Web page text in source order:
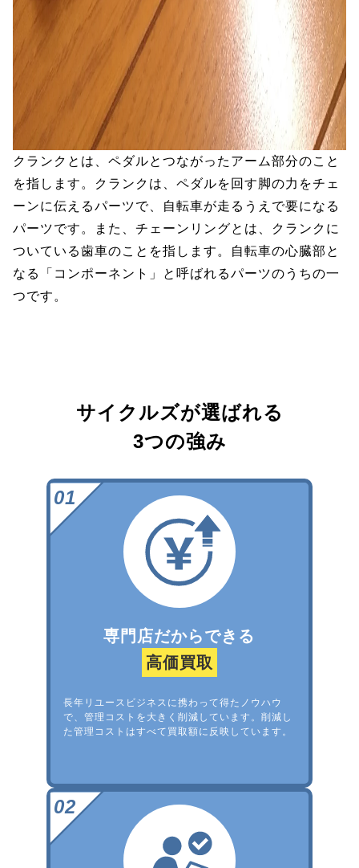
クランクとは、ペダルとつながったアーム部分のこと
を指します。クランクは、ペダルを回す脚の力をチェ
ーンに伝えるパーツで、自転車が走るうえで要になる
パーツです。また、チェーンリングとは、クランクに
ついている歯車のことを指します。自転車の心臓部と
なる「コンポーネント」と呼ばれるパーツのうちの一
つです。
サイクルズが選ばれる
3つの強み
専門店だからできる
高価買取
長年リユースビジネスに携わって得たノウハウ
で、管理コストを大きく削減しています。削減し
た管理コストはすべて買取額に反映しています。